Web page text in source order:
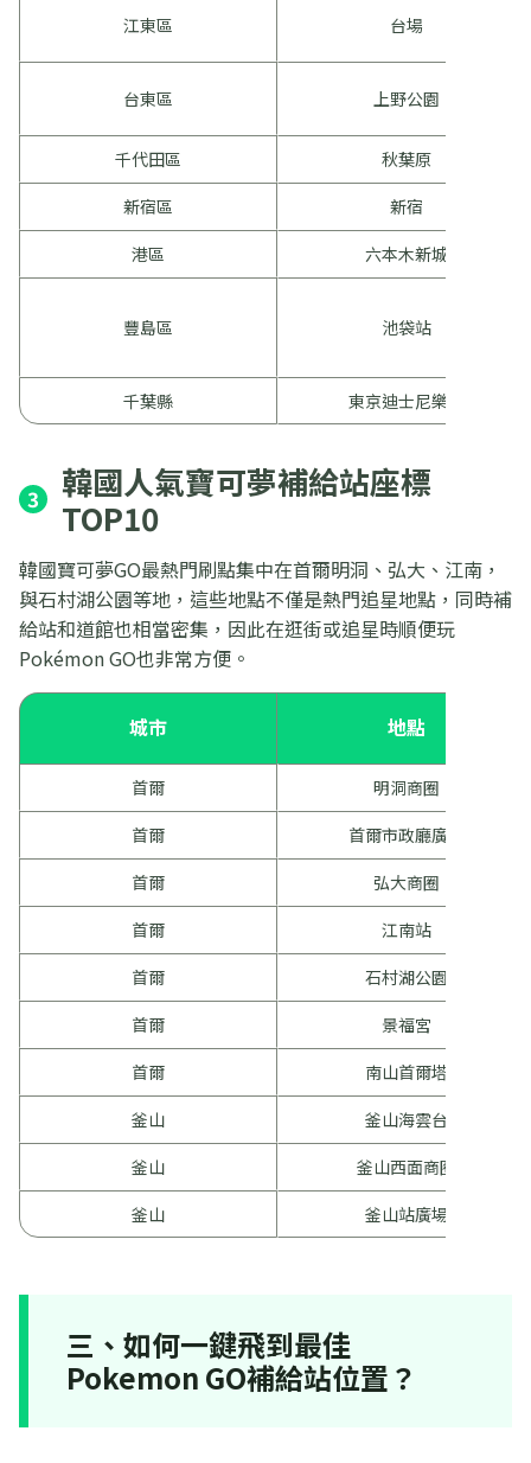
江東區 台場
台東區 上野公園
千代田區
秋葉原
新宿區
新宿
港區
六本木新城
豐島區 池袋站
千葉縣 東京迪士尼樂園
3
韓國人氣寶可夢補給站座標
TOP10
韓國寶可夢GO最熱門刷點集中在首爾明洞、弘大、江南，
與石村湖公園等地，這些地點不僅是熱門追星地點，同時補
給站和道館也相當密集，因此在逛街或追星時順便玩
Pokémon GO也非常方便。
城市 地點
首爾
明洞商圈
首爾
首爾市政廳廣場
首爾
弘大商圈
首爾
江南站
首爾
石村湖公園
首爾
景福宮
首爾
南山首爾塔
釜山
釜山海雲台
釜山
釜山西面商圈
釜山
釜山站廣場
三、如何一鍵飛到最佳
Pokemon GO補給站位置？